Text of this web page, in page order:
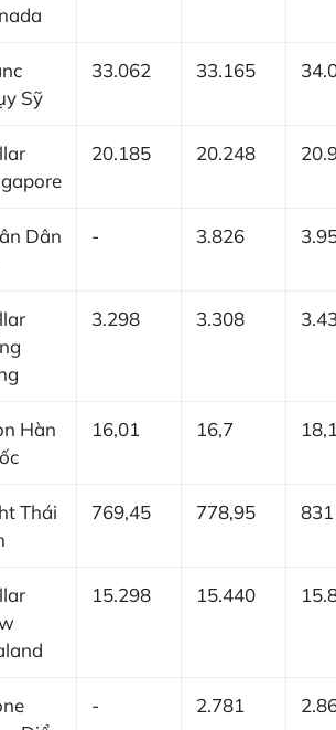
Sỹ
33.062 33.165
20.185 20.248
Dân
- 3.826
3.298 3.308
Hàn
16,01 16,7
Thái
769,45 778,95 831
15.298 15.440
- 2.781